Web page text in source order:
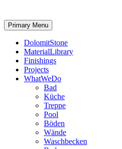
Primary Menu
DolomitStone
MaterialLibrary
Finishings
Projects
WhatWeDo
Bad
Küche
Treppe
Pool
Böden
Wände
Waschbecken